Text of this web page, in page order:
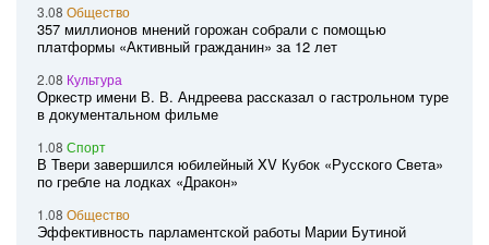
3.08 Общество
357 миллионов мнений горожан собрали с помощью
платформы «Активный гражданин» за 12 лет
2.08 Культура
Оркестр имени В. В. Андреева рассказал о гастрольном туре
в документальном фильме
1.08 Спорт
В Твери завершился юбилейный XV Кубок «Русского Света»
по гребле на лодках «Дракон»
1.08 Общество
Эффективность парламентской работы Марии Бутиной